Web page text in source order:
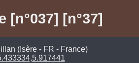
[n°037] [n°37]
(Isère - FR - France)